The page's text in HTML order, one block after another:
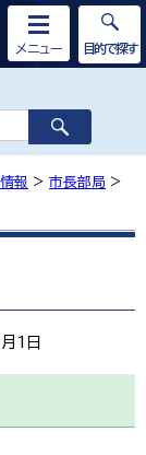
メニュー 目的で探す
報 > 市長部局 >
1日